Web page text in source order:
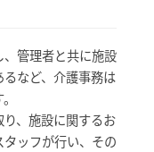
管理者と共に施設
など、介護事務は
、施設に関するお
ッフが行い、その